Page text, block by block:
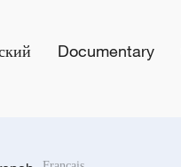
Documentary